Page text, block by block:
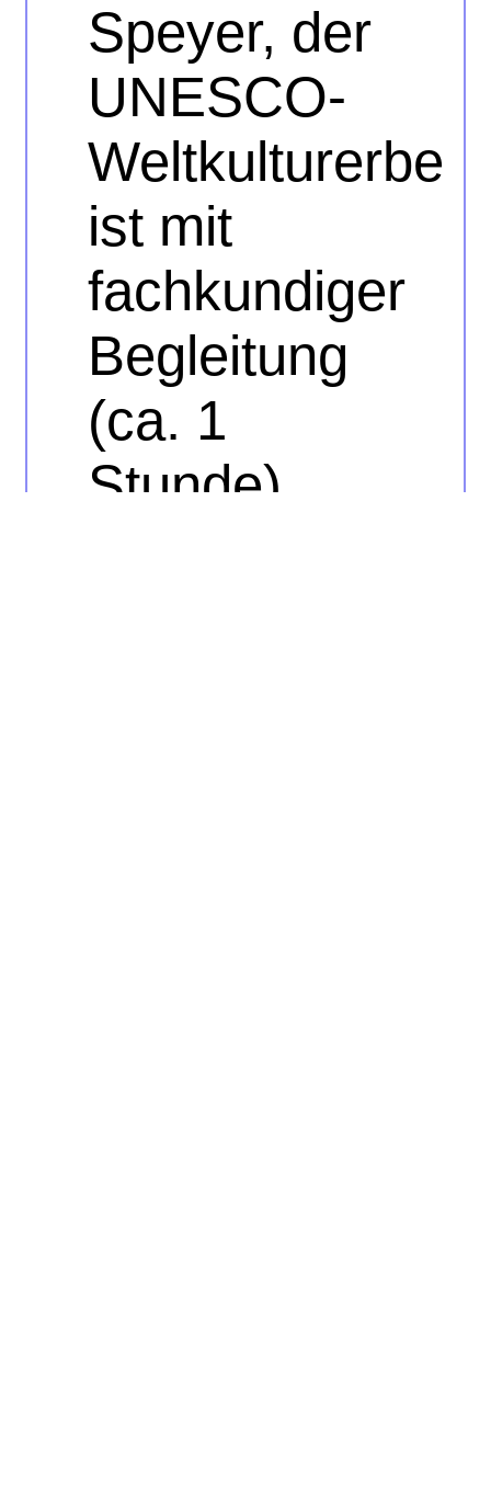
Speyer, der
UNESCO-
Weltkulturerbe
ist mit
fachkundiger
Begleitung
(ca. 1
Stunde)